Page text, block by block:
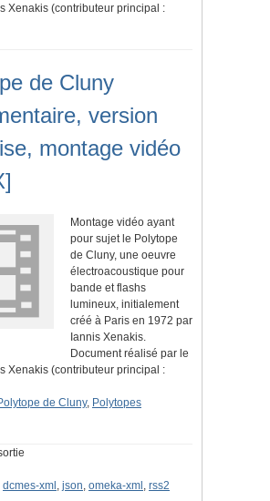
Xenakis (contributeur principal :
de Cluny
version
montage vidéo
Montage vidéo ayant
pour sujet le Polytope
de Cluny, une oeuvre
électroacoustique pour
bande et flashs
lumineux, initialement
créé à Paris en 1972 par
Iannis Xenakis.
Document réalisé par le
Xenakis (contributeur principal :
de Cluny, Polytopes
dcmes-xml , json, omeka-xml , rss2